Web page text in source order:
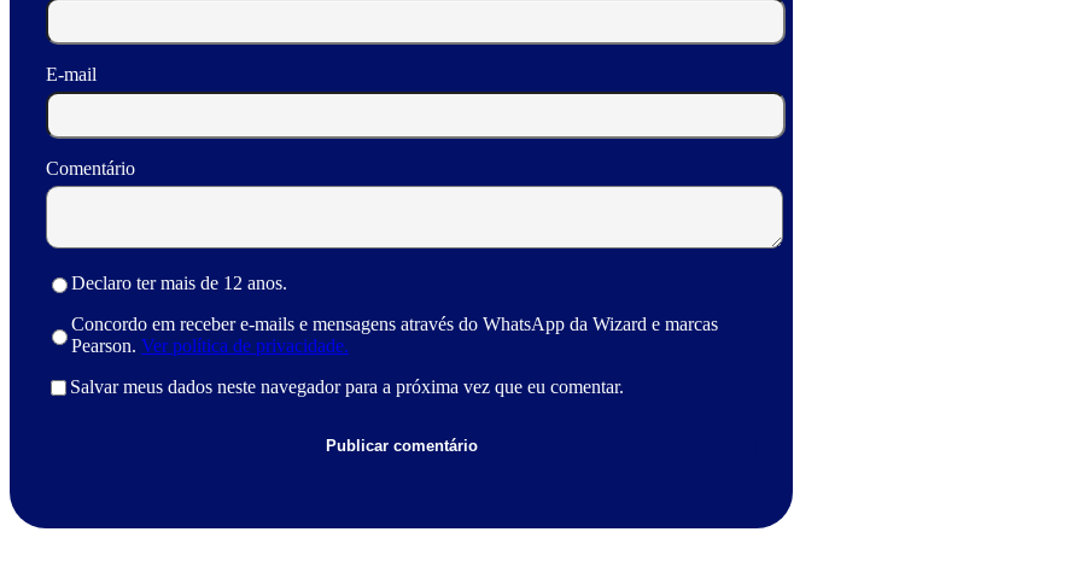
E-mail
Comentário
Declaro ter mais de 12 anos.
Concordo em receber e-mails e mensagens através do WhatsApp da Wizard e marcas
Pearson. Ver política de privacidade.
Salvar meus dados neste navegador para a próxima vez que eu comentar.